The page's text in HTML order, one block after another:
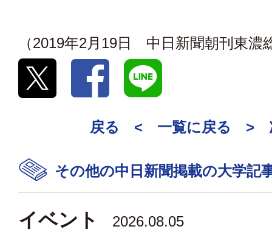
（2019年2月19日 中日新聞朝刊東濃
戻る < 一覧に戻る >
その他の中日新聞掲載の大学記
イベント 2026.08.05